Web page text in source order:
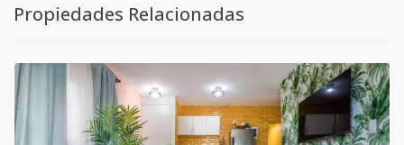
Propiedades Relacionadas